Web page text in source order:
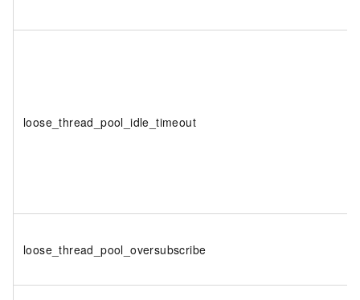
loose_thread_pool_idle_timeout
loose_thread_pool_oversubscribe